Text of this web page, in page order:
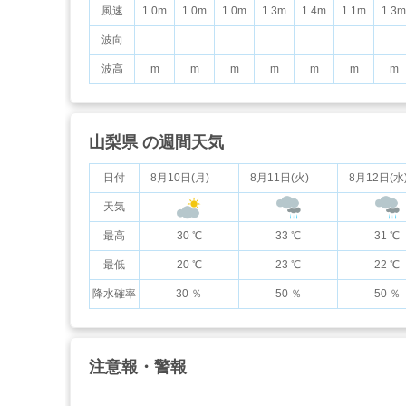
風速
波向
波高
1.0m 1.0m 1.0m 1.3m 1.4m 1.1m 1.3m
m m m m m m m
山梨県 の週間天気
日付
天気
最高
最低
降水確率
8月10日(月) 8月11日(火) 8月12日(水
30 ℃ 33 ℃ 31 ℃
20 ℃ 23 ℃ 22 ℃
30 ％ 50 ％ 50 ％
注意報・警報